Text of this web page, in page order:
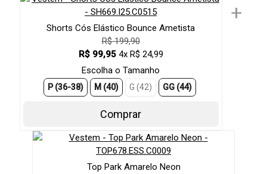
Shorts Cós Elástico Bounce Ametista
R$ 199,90
R$ 99,95 4x R$ 24,99
Escolha o Tamanho
P (36-38) M (40) G (42) GG (44)
Comprar
+
Top Park Amarelo Neon